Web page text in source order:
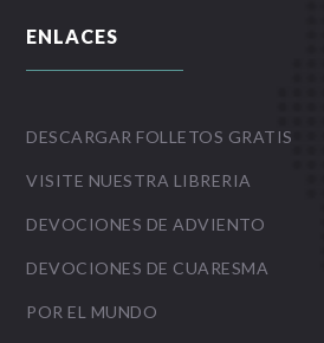
ENLACES
DESCARGAR FOLLETOS GRATIS
VISITE NUESTRA LIBRERIA
DEVOCIONES DE ADVIENTO
DEVOCIONES DE CUARESMA
POR EL MUNDO